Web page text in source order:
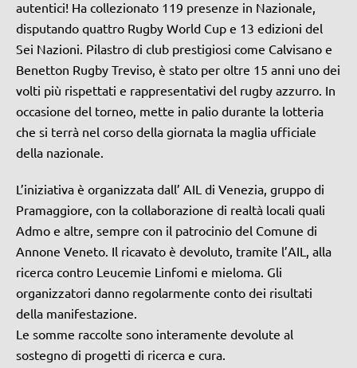
autentici! Ha collezionato 119 presenze in Nazionale,
disputando quattro Rugby World Cup e 13 edizioni del
Sei Nazioni. Pilastro di club prestigiosi come Calvisano e
Benetton Rugby Treviso, è stato per oltre 15 anni uno dei
volti più rispettati e rappresentativi del rugby azzurro. In
occasione del torneo, mette in palio durante la lotteria
che si terrà nel corso della giornata la maglia ufficiale
della nazionale.
L’iniziativa è organizzata dall’ AIL di Venezia, gruppo di
Pramaggiore, con la collaborazione di realtà locali quali
Admo e altre, sempre con il patrocinio del Comune di
Annone Veneto. Il ricavato è devoluto, tramite l’AIL, alla
ricerca contro Leucemie Linfomi e mieloma. Gli
organizzatori danno regolarmente conto dei risultati
della manifestazione.
Le somme raccolte sono interamente devolute al
sostegno di progetti di ricerca e cura.